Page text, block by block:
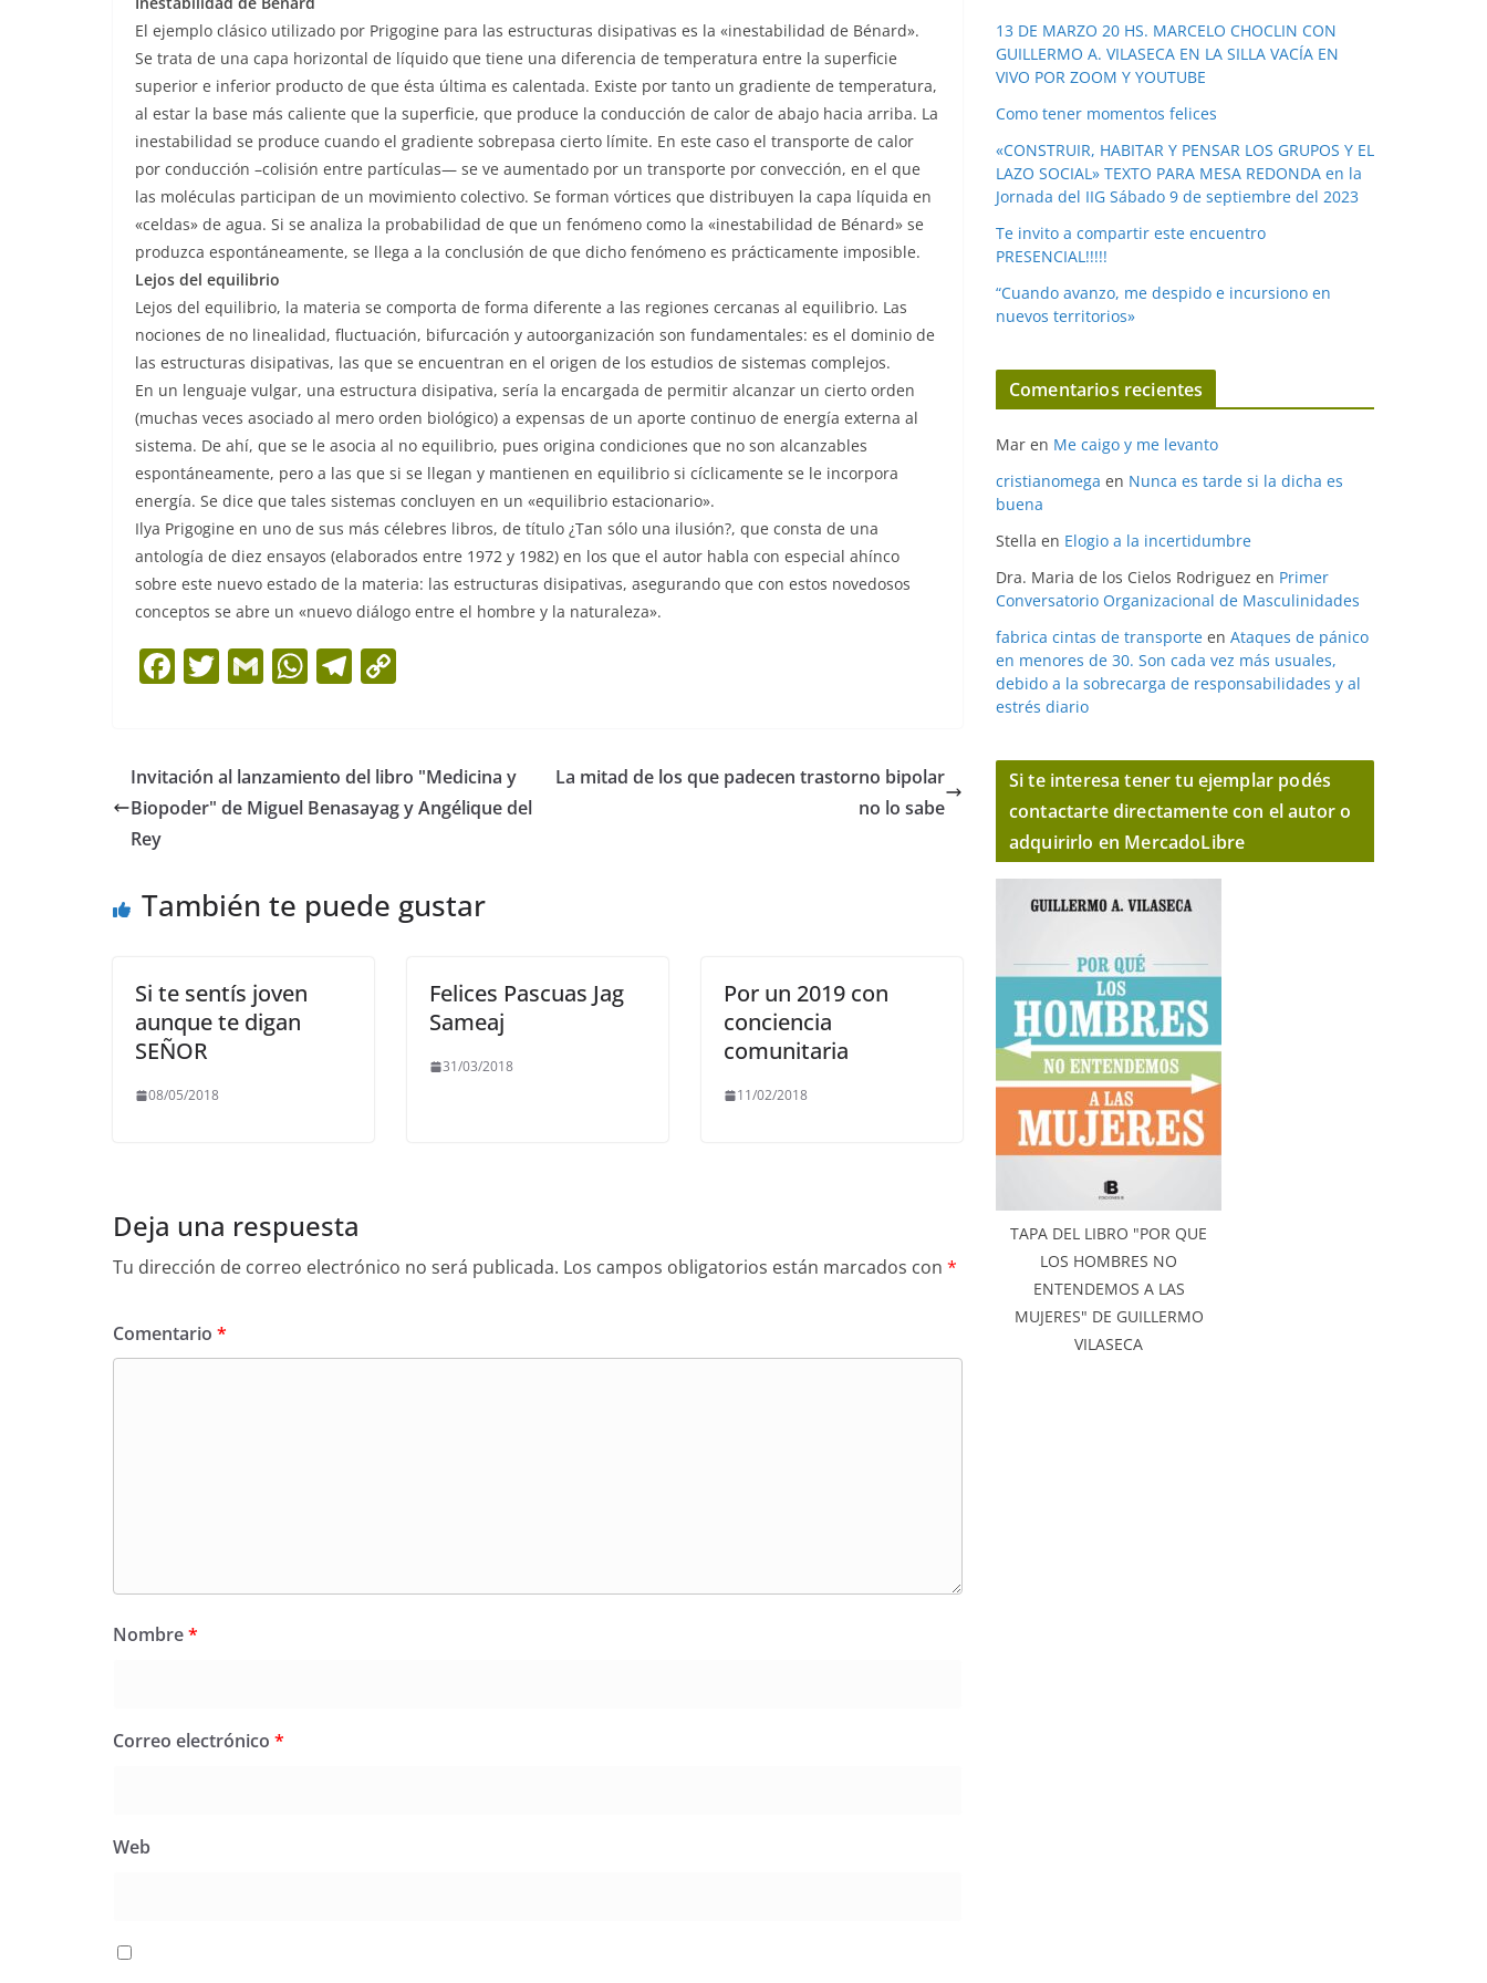
El ejemplo clásico utilizado por Prigogine para las estructuras disipativas es la «inestabilidad de Bénard».
Se trata de una capa horizontal de líquido que tiene una diferencia de temperatura entre la superficie
superior e inferior producto de que ésta última es calentada. Existe por tanto un gradiente de temperatura,
al estar la base más caliente que la superficie, que produce la conducción de calor de abajo hacia arriba. La
inestabilidad se produce cuando el gradiente sobrepasa cierto límite. En este caso el transporte de calor
por conducción –colisión entre partículas— se ve aumentado por un transporte por convección, en el que
las moléculas participan de un movimiento colectivo. Se forman vórtices que distribuyen la capa líquida en
«celdas» de agua. Si se analiza la probabilidad de que un fenómeno como la «inestabilidad de Bénard» se
produzca espontáneamente, se llega a la conclusión de que dicho fenómeno es prácticamente imposible.
Lejos del equilibrio
Lejos del equilibrio, la materia se comporta de forma diferente a las regiones cercanas al equilibrio. Las
nociones de no linealidad, fluctuación, bifurcación y autoorganización son fundamentales: es el dominio de
las estructuras disipativas, las que se encuentran en el origen de los estudios de sistemas complejos.
En un lenguaje vulgar, una estructura disipativa, sería la encargada de permitir alcanzar un cierto orden
(muchas veces asociado al mero orden biológico) a expensas de un aporte continuo de energía externa al
sistema. De ahí, que se le asocia al no equilibrio, pues origina condiciones que no son alcanzables
espontáneamente, pero a las que si se llegan y mantienen en equilibrio si cíclicamente se le incorpora
energía. Se dice que tales sistemas concluyen en un «equilibrio estacionario».
Ilya Prigogine en uno de sus más célebres libros, de título ¿Tan sólo una ilusión?, que consta de una
antología de diez ensayos (elaborados entre 1972 y 1982) en los que el autor habla con especial ahínco
sobre este nuevo estado de la materia: las estructuras disipativas, asegurando que con estos novedosos
conceptos se abre un «nuevo diálogo entre el hombre y la naturaleza».
F
e
b
k
T
er
G
l
W
s
A
T
gr
a
y
Li
Invitación al lanzamiento del libro "Medicina y
Biopoder" de Miguel Benasayag y Angélique del
Rey
La mitad de los que padecen trastorno bipolar
no lo sabe
También te puede gustar
Si te sentís joven
aunque te digan
SEÑOR
08/05/2018
Felices Pascuas Jag
Sameaj
31/03/2018
Por un 2019 con
conciencia
comunitaria
11/02/2018
Deja una respuesta
Tu dirección de correo electrónico no será publicada. Los campos obligatorios están marcados con *
Comentario *
Nombre*
Correo electrónico *
Web
í
d
e
o
13 DE MARZO 20 HS. MARCELO CHOCLIN CON
GUILLERMO A. VILASECA EN LA SILLA VACÍA EN
VIVO POR ZOOM Y YOUTUBE
Como tener momentos felices
«CONSTRUIR, HABITAR Y PENSAR LOS GRUPOS Y EL
LAZO SOCIAL» TEXTO PARA MESA REDONDA en la
Jornada del IIG Sábado 9 de septiembre del 2023
Te invito a compartir este encuentro
PRESENCIAL!!!!!
“Cuando avanzo, me despido e incursiono en
nuevos territorios»
Comentarios recientes
Mar en Me caigo y me levanto
cristianomega en Nunca es tarde si la dicha es
buena
Stella en Elogio a la incertidumbre
Dra. Maria de los Cielos Rodriguez en Primer
Conversatorio Organizacional de Masculinidades
fabrica cintas de transporte en Ataques de pánico
en menores de 30. Son cada vez más usuales,
debido a la sobrecarga de responsabilidades y al
estrés diario
Si te interesa tener tu ejemplar podés
contactarte directamente con el autor o
adquirirlo en MercadoLibre
TAPA DEL LIBRO "POR QUE
LOS HOMBRES NO
ENTENDEMOS A LAS
MUJERES" DE GUILLERMO
VILASECA